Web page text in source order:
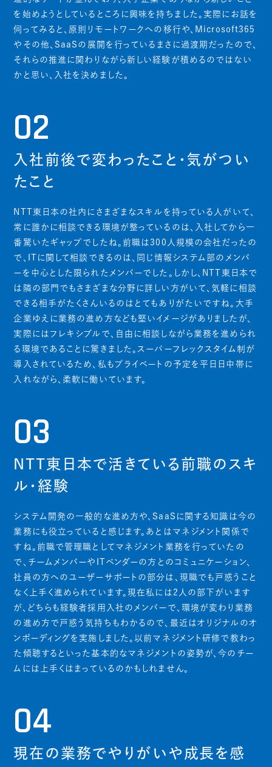
を始めようとしているところに興味を持ちました。実際にお話を
伺ってみると、原則リモートワークへの移行や、Microsoft365
やその他、SaaSの展開を行っているまさに過渡期だったので、
それらの推進に関わりながら新しい経験が積めるのではない
かと思い、入社を決めました。
02
入社前後で変わったこと・気がつい
たこと
NTT東日本の社内にさまざまなスキルを持っている人がいて、
常に誰かに相談できる環境が整っているのは、入社してから一
番驚いたギャップでしたね。前職は300人規模の会社だったの
で、ITに関して相談できるのは、同じ情報システム部のメンバ
ーを中心とした限られたメンバーでした。しかし、NTT東日本で
は隣の部門でもさまざまな分野に詳しい方がいて、気軽に相談
できる相手がたくさんいるのはとてもありがたいですね。大手
企業ゆえに業務の進め方なども堅いイメージがありましたが、
実際にはフレキシブルで、自由に相談しながら業務を進められ
る環境であることに驚きました。スーパーフレックスタイム制が
導入されているため、私もプライベートの予定を平日日中帯に
入れながら、柔軟に働いています。
03
NTT東日本で活きている前職のスキ
ル・経験
システム開発の一般的な進め方や、SaaSに関する知識は今の
業務にも役立っていると感じます。あとはマネジメント関係で
すね。前職で管理職としてマネジメント業務を行っていたの
で、チームメンバーやITベンダーの方とのコミュニケーション、
社員の方へのユーザーサポートの部分は、現職でも戸惑うこと
なく上手く進められています。現在私には2人の部下がいます
が、どちらも経験者採用入社のメンバーで、環境が変わり業務
の進め方で戸惑う気持ちもわかるので、最近はオリジナルのオ
ンボーディングを実施しました。以前マネジメント研修で教わっ
た傾聴するといった基本的なマネジメントの姿勢が、今のチー
ムには上手くはまっているのかもしれません。
04
現在の業務でやりがいや成長を感